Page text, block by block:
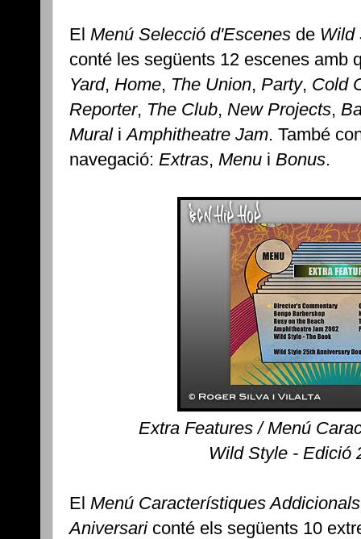
El Menú Selecció d'Escenes de Wild
conté les següents 12 escenes amb
Yard, Home, The Union, Party, Cold
Reporter, The Club, New Projects,
MuraliAmphitheatre Jam. També
navegació: Extras, Menu i Bonus.
Extra Features / Menú
Wild Style - Edició
El Menú Característiques Addicionals
Aniversariconté els següents 10